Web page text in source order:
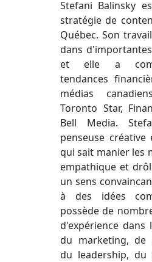
Stefani Balinsky
stratégie de
Québec. Son
dans
et elle a
tendances
médias
Toronto Star,
Bell Media.
penseuse créative
qui sait manier les
empathique et
un sens
à des idées
possède de
d'expérience dans
du marketing, de
du leadership, du